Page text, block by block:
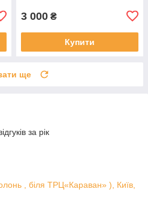
3 000 ₴
Купити
ще
за рік
, біля ТРЦ«Караван» ), Київ,